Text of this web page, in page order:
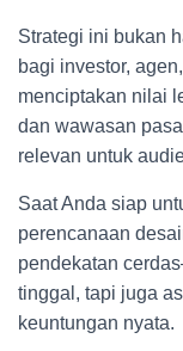
Strategi ini bukan
bagi investor,
menciptakan nilai
dan wawasan
relevan untuk
Saat Anda siap
perencanaan
pendekatan
tinggal, tapi juga
keuntungan nyata.